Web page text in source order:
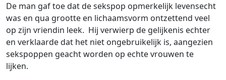
De man gaf toe dat de sekspop opmerkelijk levensecht
was en qua grootte en lichaamsvorm ontzettend veel
op zijn vriendin leek. Hij verwierp de gelijkenis echter
en verklaarde dat het niet ongebruikelijk is, aangezien
sekspoppen geacht worden op echte vrouwen te
lijken.